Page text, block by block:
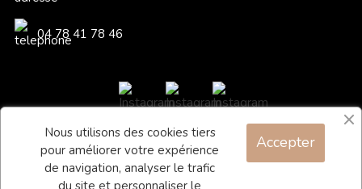
04 78 41 78 46
Blog
Contact
Nous utilisons des cookies tiers
pour améliorer votre expérience
de navigation, analyser le trafic
du site et personnaliser le
Accepter